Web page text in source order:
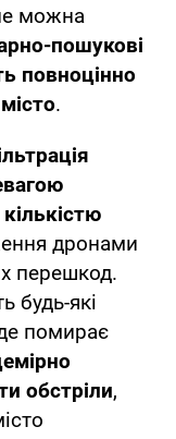
можна
пошукові
повноцінно
.
дронами
перешкод.
будь-які
помирає
обстріли,